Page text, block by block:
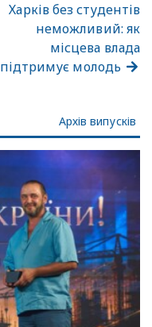
Харків без студентів
неможливий: як
місцева влада
підтримує молодь
Архів випусків